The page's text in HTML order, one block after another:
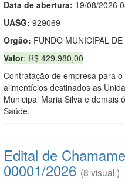
Data de abertura: 19/08/2026
UASG: 929069
Orgão: FUNDO MUNICIPAL
Valor: R$ 429.980,00
Contratação de empresa para
alimentícios destinados as
Municipal Maria Silva e demais
Saúde.
Edital de
00001/2026 (8 visual.)